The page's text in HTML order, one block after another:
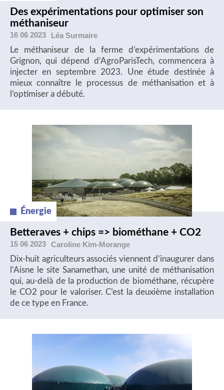
Des expérimentations pour optimiser son
méthaniseur
16 06 2023 Léa Surmaire
Le méthaniseur de la ferme d’expérimentations de
Grignon, qui dépend d’AgroParisTech, commencera à
injecter en septembre 2023. Une étude destinée à
mieux connaître le processus de méthanisation et à
l’optimiser a débuté.
Énergie
Betteraves + chips => biométhane + CO2
15 06 2023 Caroline Kim-Morange
Dix-huit agriculteurs associés viennent d’inaugurer dans
l’Aisne le site Sanamethan, une unité de méthanisation
qui, au-delà de la production de biométhane, récupère
le CO2 pour le valoriser. C’est la deuxième installation
de ce type en France.